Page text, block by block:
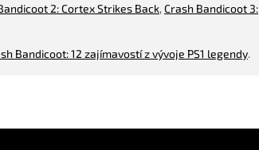
2: Cortex Strikes Back, Crash Bandicoot 3:
Bandicoot: 12 zajímavostí z vývoje PS1 legendy.